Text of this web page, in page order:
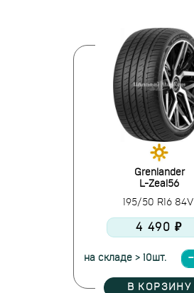
Grenlander
L-Zeal56
195/50 R16 84V
4 490 ₽
на складе > 10шт.
В КОРЗИНУ